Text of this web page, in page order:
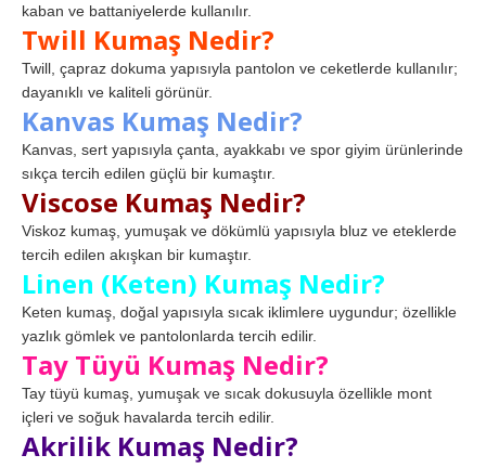
kaban ve battaniyelerde kullanılır.
Twill Kumaş Nedir?
Twill, çapraz dokuma yapısıyla pantolon ve ceketlerde kullanılır;
dayanıklı ve kaliteli görünür.
Kanvas Kumaş Nedir?
Kanvas, sert yapısıyla çanta, ayakkabı ve spor giyim ürünlerinde
sıkça tercih edilen güçlü bir kumaştır.
Viscose Kumaş Nedir?
Viskoz kumaş, yumuşak ve dökümlü yapısıyla bluz ve eteklerde
tercih edilen akışkan bir kumaştır.
Linen (Keten) Kumaş Nedir?
Keten kumaş, doğal yapısıyla sıcak iklimlere uygundur; özellikle
yazlık gömlek ve pantolonlarda tercih edilir.
Tay Tüyü Kumaş Nedir?
Tay tüyü kumaş, yumuşak ve sıcak dokusuyla özellikle mont
içleri ve soğuk havalarda tercih edilir.
Akrilik Kumaş Nedir?